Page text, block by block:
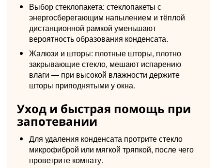
Выбор стеклопакета: стеклопакеты с
энергосберегающим напылением и тёплой
дистанционной рамкой уменьшают
вероятность образования конденсата.
Жалюзи и шторы: плотные шторы, плотно
закрывающие стекло, мешают испарению
влаги — при высокой влажности держите
шторы приподнятыми у окна.
Уход и быстрая помощь при
запотевании
Для удаления конденсата протрите стекло
микрофиброй или мягкой тряпкой, после чего
проветрите комнату.